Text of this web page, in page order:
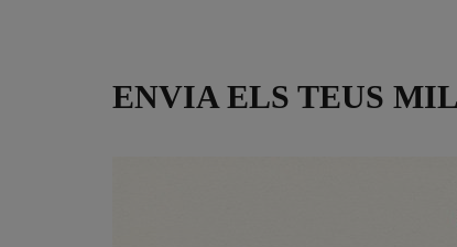
ENVIA ELS TEUS